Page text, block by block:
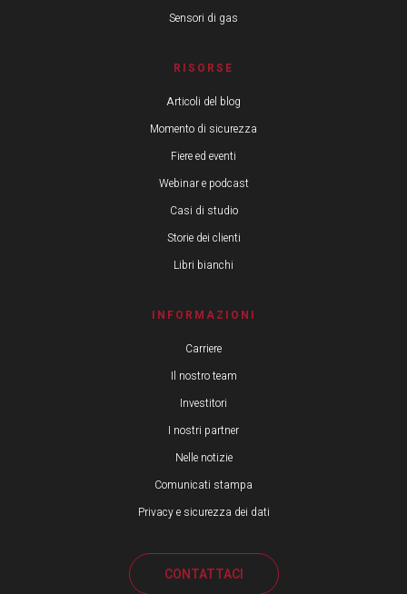
Sensori di gas
RISORSE
Articoli del blog
Momento di sicurezza
Fiere ed eventi
Webinar e podcast
Casi di studio
Storie dei clienti
Libri bianchi
INFORMAZIONI
Carriere
Il nostro team
Investitori
I nostri partner
Nelle notizie
Comunicati stampa
Privacy e sicurezza dei dati
CONTATTACI